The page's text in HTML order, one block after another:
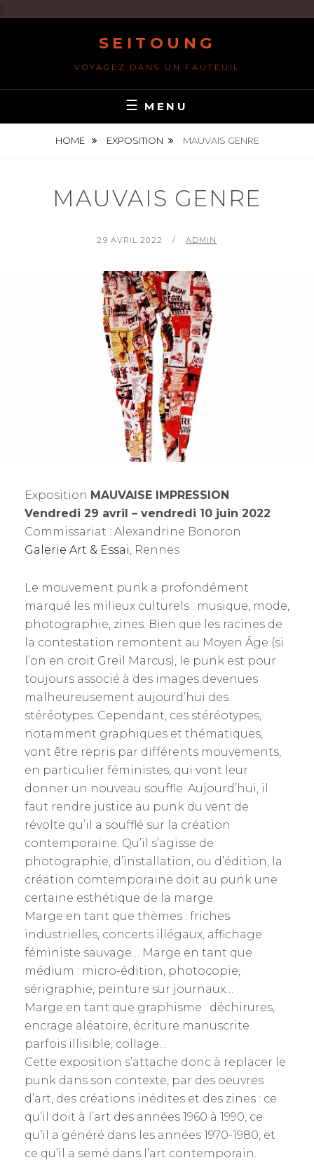
);
SEITOUNG
VOYAGEZ DANS UN FAUTEUIL
MENU
HOME EXPOSITION MAUVAIS GENRE
MAUVAIS GENRE
POSTED
29 AVRIL 2022 BY
ADMIN
Exposition MAUVAISE IMPRESSION
Vendredi 29 avril – vendredi 10 juin 2022
Commissariat : Alexandrine Bonoron
Galerie Art & Essai , Rennes
Le mouvement punk a profondément
marqué les milieux culturels : musique, mode,
photographie, zines. Bien que les racines de
la contestation remontent au Moyen Âge (si
l’on en croit Greil Marcus), le punk est pour
toujours associé à des images devenues
malheureusement aujourd’hui des
stéréotypes. Cependant, ces stéréotypes,
notamment graphiques et thématiques,
vont être repris par différents mouvements,
en particulier féministes, qui vont leur
donner un nouveau souffle. Aujourd’hui, il
faut rendre justice au punk du vent de
révolte qu’il a soufflé sur la création
contemporaine. Qu’il s’agisse de
photographie, d’installation, ou d’édition, la
création comtemporaine doit au punk une
certaine esthétique de la marge.
Marge en tant que thèmes : friches
industrielles, concerts illégaux, affichage
féministe sauvage… Marge en tant que
médium : micro-édition, photocopie,
sérigraphie, peinture sur journaux…
Marge en tant que graphisme : déchirures,
encrage aléatoire, écriture manuscrite
parfois illisible, collage…
Cette exposition s’attache donc à replacer le
punk dans son contexte, par des oeuvres
d’art, des créations inédites et des zines : ce
qu’il doit à l’art des années 1960 à 1990, ce
qu’il a généré dans les années 1970-1980, et
ce qu’il a semé dans l’art contemporain.